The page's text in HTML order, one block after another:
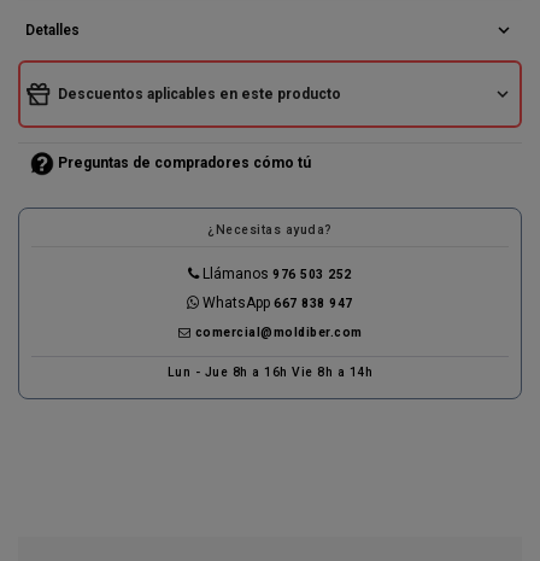
Detalles expand_more
Descuentos aplicables en este producto expand_more
Preguntas de compradores cómo tú
¿Necesitas ayuda?
Llámanos976 503 252
WhatsApp667 838 947
comercial@moldiber.com
Lun - Jue 8h a 16h Vie 8h a 14h